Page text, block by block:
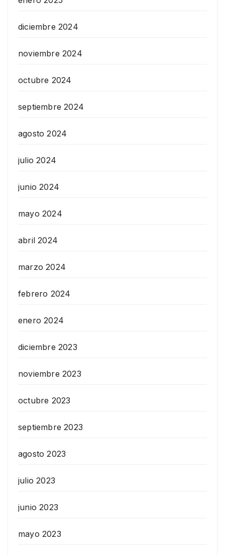
diciembre 2024
noviembre 2024
octubre 2024
septiembre 2024
agosto 2024
julio 2024
junio 2024
mayo 2024
abril 2024
marzo 2024
febrero 2024
enero 2024
diciembre 2023
noviembre 2023
octubre 2023
septiembre 2023
agosto 2023
julio 2023
junio 2023
mayo 2023